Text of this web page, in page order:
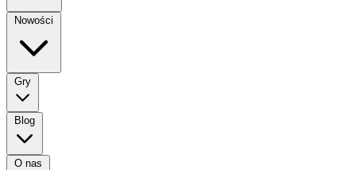
Nowości
Gry
Blog
O nas